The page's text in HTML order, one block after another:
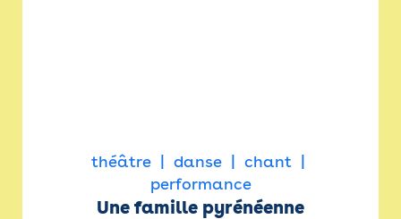
théâtre danse
chant
performance
Une famille pyrénéenne